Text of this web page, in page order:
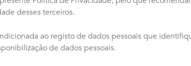
desses terceiros.
ao registo de dados pessoais que
de dados pessoais.